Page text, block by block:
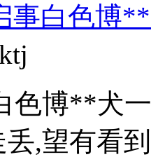
事白色博
色博**犬
,望有看